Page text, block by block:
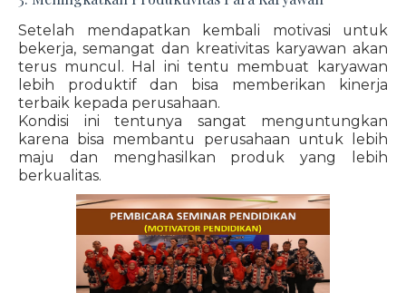
Setelah mendapatkan kembali motivasi untuk
bekerja, semangat dan kreativitas karyawan akan
terus muncul. Hal ini tentu membuat karyawan
lebih produktif dan bisa memberikan kinerja
terbaik kepada perusahaan.
Kondisi ini tentunya sangat menguntungkan
karena bisa membantu perusahaan untuk lebih
maju dan menghasilkan produk yang lebih
berkualitas.